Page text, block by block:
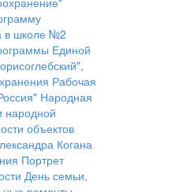
в школе №2
Единой
Рабочая
Народная
народной
объектов
Когана
Портрет
День семьи,